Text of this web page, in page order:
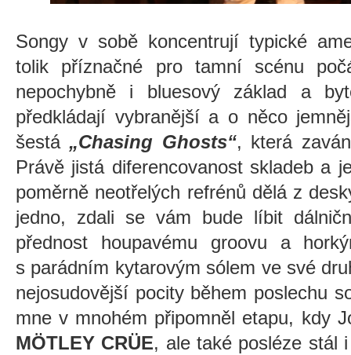
Songy v sobě koncentrují typické
tolik příznačné pro tamní scénu
nepochybně i bluesový základ a
předkládají vybranější a o něco
šestá „Chasing Ghosts“, která
Právě jistá diferencovanost skladeb a
poměrně neotřelých refrénů dělá z
jedno, zdali se vám bude líbit
přednost houpavému groovu a
s parádním kytarovým sólem ve své
nejosudovější pocity během poslechu
mne v mnohém připomněl etapu, kdy
MÖTLEY CRÜE, ale také posléze stál